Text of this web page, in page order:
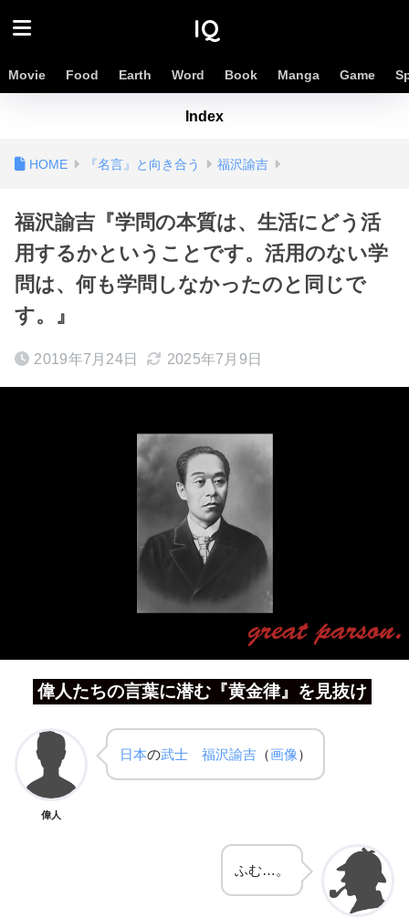
IQ
Movie Food Earth Word Book Manga Game
Index
『名言』と向き合う 福沢諭吉
福沢諭吉『学問の本質は、生活にどう活
用するかということです。活用のない学
問は、何も学問しなかったのと同じで
す。』
2019年7月24日 2025年7月9日
偉人たちの言葉に潜む『黄金律』を見抜け
偉人
日本の武士 福沢諭吉 （画像）
ふむ…。